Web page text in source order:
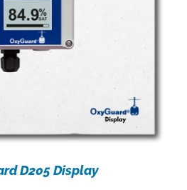
D205 Display